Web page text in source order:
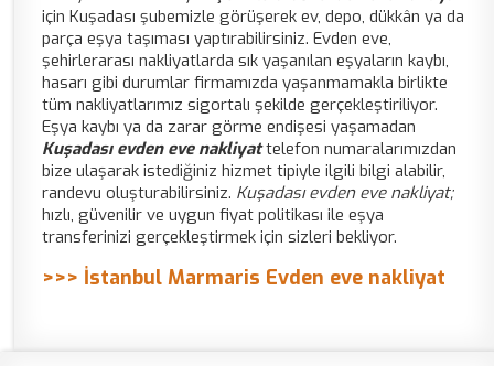
için Kuşadası şubemizle görüşerek ev, depo, dükkân ya da
parça eşya taşıması yaptırabilirsiniz. Evden eve,
şehirlerarası nakliyatlarda sık yaşanılan eşyaların kaybı,
hasarı gibi durumlar firmamızda yaşanmamakla birlikte
tüm nakliyatlarımız sigortalı şekilde gerçekleştiriliyor.
Eşya kaybı ya da zarar görme endişesi yaşamadan
Kuşadası evden eve nakliyattelefon numaralarımızdan
bize ulaşarak istediğiniz hizmet tipiyle ilgili bilgi alabilir,
randevu oluşturabilirsiniz. Kuşadası evden eve nakliyat;
hızlı, güvenilir ve uygun fiyat politikası ile eşya
transferinizi gerçekleştirmek için sizleri bekliyor.
>>> İstanbul Marmaris Evden eve nakliyat